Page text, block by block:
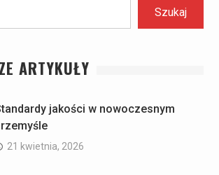
Szukaj
ARTYKUŁY
jakości w nowoczesnym
21 kwietnia, 2026